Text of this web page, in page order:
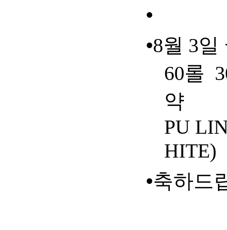
•
•8월 3일
60롤
약
PU
HITE)
•축하드